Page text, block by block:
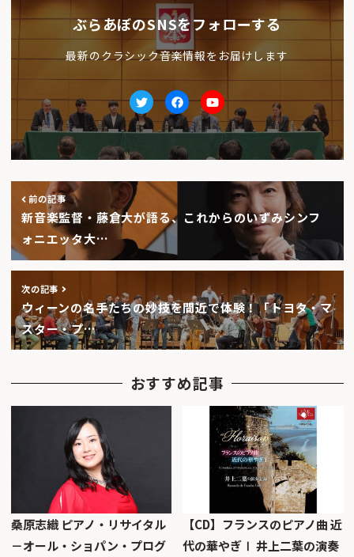
ぶらあぼのSNSをフォローする
最新のクラシック音楽情報をお届けします
TwitterfacebookYoutube
前の記事
新音楽監督・藤倉大が語る、これからのいずみシンフ
ォニエッタ大…
次の記事
ウィーンの名手たちの妙技を間近で体験！「トヨタ・マ
スター・プ…
おすすめ記事
桑原志織 ピアノ・リサイタル
－オール・ショパン・プログ
【CD】フランスのピアノ曲 近
代の華やぎⅠ 井上二葉の演奏